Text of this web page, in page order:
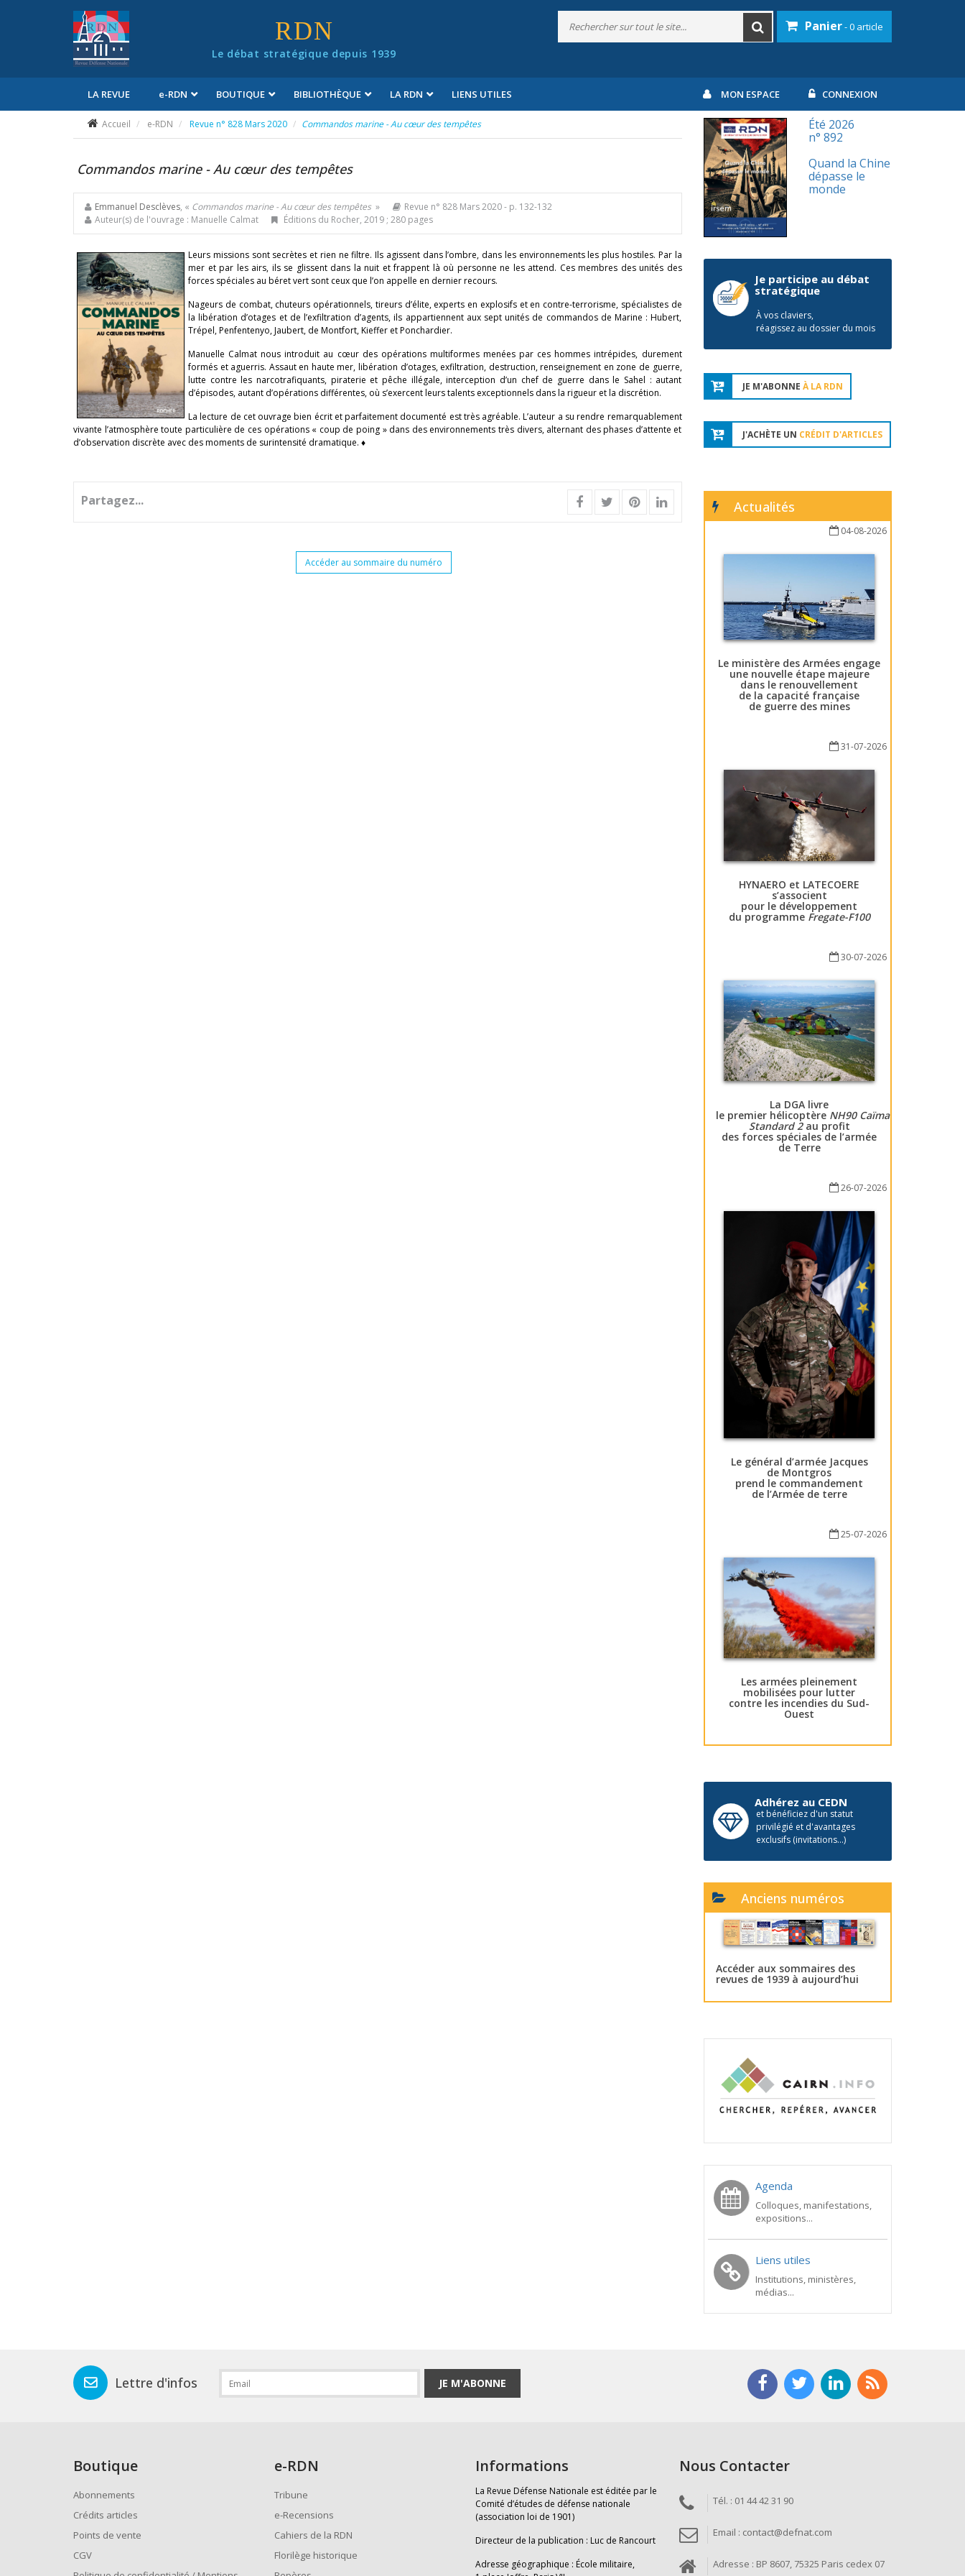
RDN
Le débat stratégique depuis 1939
Panier- 0 article
LA REVUE e-RDN BOUTIQUE BIBLIOTHÈQUE LA RDN LIENS UTILES MON ESPACE CONNEXION
Accueil e-RDN Revue n° 828 Mars 2020 Commandos marine - Au cœur des tempêtes
Commandos marine - Au cœur des tempêtes
Emmanuel Desclèves, « Commandos marine - Au cœur des tempêtes » Revue n° 828 Mars 2020- p. 132-132
Auteur(s) de l'ouvrage : Manuelle Calmat
Éditions du Rocher, 2019 ; 280 pages
Leurs missions sont secrètes et rien ne filtre. Ils agissent dans l’ombre, dans les environnements les plus hostiles. Par la
mer et par les airs, ils se glissent dans la nuit et frappent là où personne ne les attend. Ces membres des unités des
forces spéciales au béret vert sont ceux que l’on appelle en dernier recours.
Nageurs de combat, chuteurs opérationnels, tireurs d’élite, experts en explosifs et en contre-terrorisme, spécialistes de
la libération d’otages et de l’exfiltration d’agents, ils appartiennent aux sept unités de commandos de Marine : Hubert,
Trépel, Penfentenyo, Jaubert, de Montfort, Kieffer et Ponchardier.
Manuelle Calmat nous introduit au cœur des opérations multiformes menées par ces hommes intrépides, durement
formés et aguerris. Assaut en haute mer, libération d’otages, exfiltration, destruction, renseignement en zone de guerre,
lutte contre les narcotrafiquants, piraterie et pêche illégale, interception d’un chef de guerre dans le Sahel : autant
d’épisodes, autant d’opérations différentes, où s’exercent leurs talents exceptionnels dans la rigueur et la discrétion.
La lecture de cet ouvrage bien écrit et parfaitement documenté est très agréable. L’auteur a su rendre remarquablement
vivante l’atmosphère toute particulière de ces opérations « coup de poing » dans des environnements très divers, alternant des phases d’attente et
d’observation discrète avec des moments de surintensité dramatique. ♦
Partagez...
Accéder au sommaire du numéro
Été 2026
n° 892
Quand la Chine
dépasse le
monde
Je participe au débat
stratégique
À vos claviers,
réagissez au dossier du mois
JE M'ABONNE À LA RDN
J'ACHÈTE UN CRÉDIT D'ARTICLES
Actualités
04-08-2026
Le ministère des Armées engage
une nouvelle étape majeure
dans le renouvellement
de la capacité française
de guerre des mines
31-07-2026
HYNAERO et LATECOERE
s’associent
pour le développement
du programme Fregate-F100
30-07-2026
La DGA livre
le premier hélicoptère NH90 Caïman
Standard 2au profit
des forces spéciales de l’armée
de Terre
26-07-2026
Le général d’armée Jacques
de Montgros
prend le commandement
de l’Armée de terre
25-07-2026
Les armées pleinement
mobilisées pour lutter
contre les incendies du Sud-
Ouest
Adhérez au CEDN
et bénéficiez d'un statut
privilégié et d'avantages
exclusifs (invitations...)
Anciens numéros
Accéder aux sommaires des
revues de 1939 à aujourd’hui
Agenda
Colloques, manifestations,
expositions...
Liens utiles
Institutions, ministères,
médias...
Lettre d'infos JE M'ABONNE
Boutique
Abonnements
Crédits articles
Points de vente
CGV
e-RDN
Tribune
e-Recensions
Cahiers de la RDN
Florilège historique
Informations
La Revue Défense Nationale est éditée par le
Comité d’études de défense nationale
(association loi de 1901)
Directeur de la publication : Luc de Rancourt
Adresse géographique : École militaire,
Nous Contacter
Tél. : 01 44 42 31 90
Email : contact@defnat.com
Adresse : BP 8607, 75325 Paris cedex 07